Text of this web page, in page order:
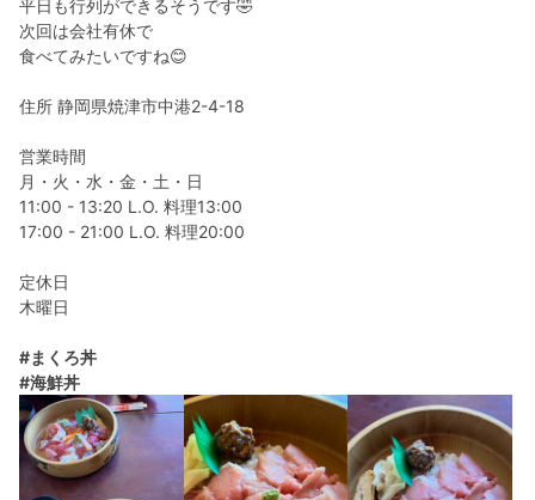
平日も行列ができるそうです🤣
次回は会社有休で
食べてみたいですね😊
住所 静岡県焼津市中港2-4-18
営業時間
月・火・水・金・土・日
11:00 - 13:20 L.O. 料理13:00
17:00 - 21:00 L.O. 料理20:00
定休日
木曜日
#まくろ丼
#海鮮丼